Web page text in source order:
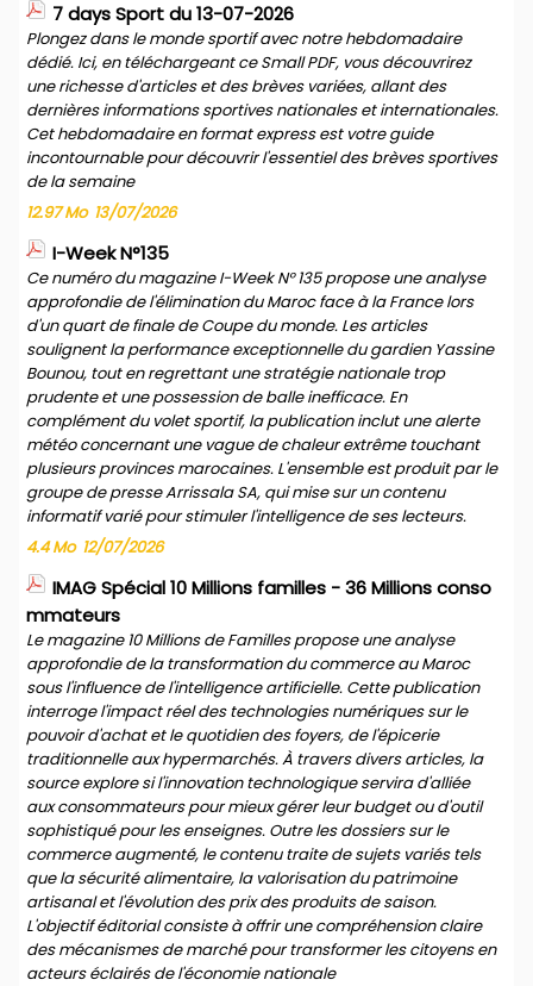
7 days Sport du 13-07-2026
Plongez dans le monde sportif avec notre hebdomadaire
dédié. Ici, en téléchargeant ce Small PDF, vous découvrirez
une richesse d'articles et des brèves variées, allant des
dernières informations sportives nationales et internationales.
Cet hebdomadaire en format express est votre guide
incontournable pour découvrir l'essentiel des brèves sportives
de la semaine
12.97 Mo 13/07/2026
I-Week N°135
Ce numéro du magazine I-Week N° 135 propose une analyse
approfondie de l'élimination du Maroc face à la France lors
d'un quart de finale de Coupe du monde. Les articles
soulignent la performance exceptionnelle du gardien Yassine
Bounou, tout en regrettant une stratégie nationale trop
prudente et une possession de balle inefficace. En
complément du volet sportif, la publication inclut une alerte
météo concernant une vague de chaleur extrême touchant
plusieurs provinces marocaines. L'ensemble est produit par le
groupe de presse Arrissala SA, qui mise sur un contenu
informatif varié pour stimuler l'intelligence de ses lecteurs.
4.4 Mo 12/07/2026
IMAG Spécial 10 Millions familles - 36 Millions conso
mmateurs
Le magazine 10 Millions de Familles propose une analyse
approfondie de la transformation du commerce au Maroc
sous l'influence de l'intelligence artificielle. Cette publication
interroge l'impact réel des technologies numériques sur le
pouvoir d'achat et le quotidien des foyers, de l'épicerie
traditionnelle aux hypermarchés. À travers divers articles, la
source explore si l'innovation technologique servira d'alliée
aux consommateurs pour mieux gérer leur budget ou d'outil
sophistiqué pour les enseignes. Outre les dossiers sur le
commerce augmenté, le contenu traite de sujets variés tels
que la sécurité alimentaire, la valorisation du patrimoine
artisanal et l'évolution des prix des produits de saison.
L'objectif éditorial consiste à offrir une compréhension claire
des mécanismes de marché pour transformer les citoyens en
acteurs éclairés de l'économie nationale